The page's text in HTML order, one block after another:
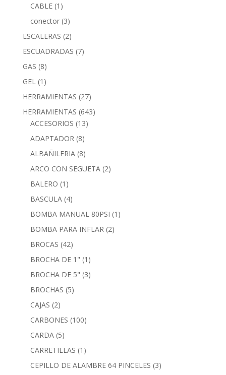
CABLE (1)
conector (3)
ESCALERAS (2)
ESCUADRADAS (7)
GAS (8)
GEL (1)
HERRAMIENTAS (27)
HERRAMIENTAS (643)
ACCESORIOS (13)
ADAPTADOR (8)
ALBAÑILERIA (8)
ARCO CON SEGUETA (2)
BALERO (1)
BASCULA (4)
BOMBA MANUAL 80PSI (1)
BOMBA PARA INFLAR (2)
BROCAS (42)
BROCHA DE 1" (1)
BROCHA DE 5" (3)
BROCHAS (5)
CAJAS (2)
CARBONES (100)
CARDA (5)
CARRETILLAS (1)
CEPILLO DE ALAMBRE 64 PINCELES (3)